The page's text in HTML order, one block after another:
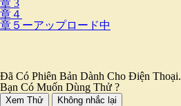
章 3
章４
章５ーアップロード中
Đã Có Phiên Bản Dành Cho Điện Thoại.
Bạn Có Muốn Dùng Thử ?
Xem Thử Không nhắc lại